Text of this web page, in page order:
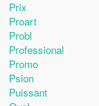
Prix
Proart
Probl
Professional
Promo
Psion
Puissant